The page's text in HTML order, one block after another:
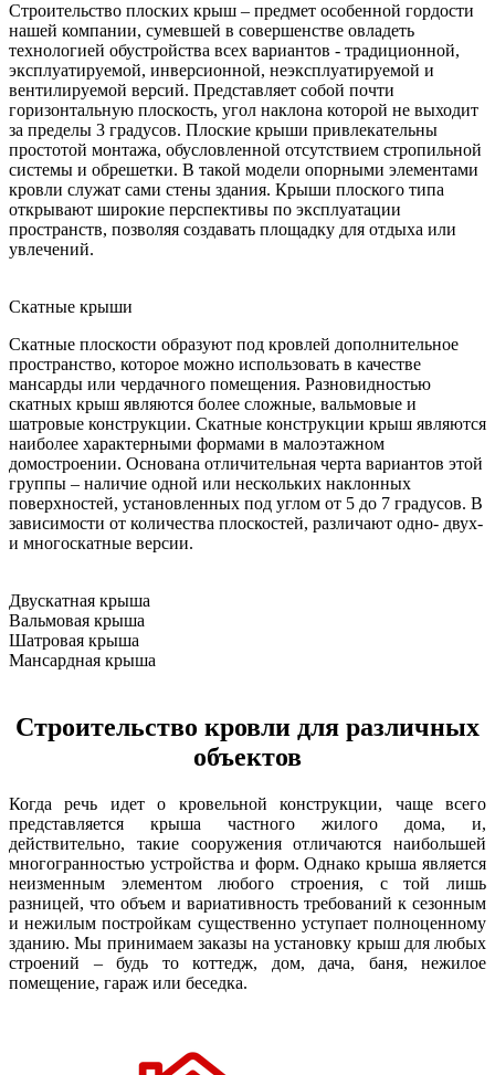
Строительство плоских крыш – предмет особенной гордости
нашей компании, сумевшей в совершенстве овладеть
технологией обустройства всех вариантов - традиционной,
эксплуатируемой, инверсионной, неэксплуатируемой и
вентилируемой версий. Представляет собой почти
горизонтальную плоскость, угол наклона которой не выходит
за пределы 3 градусов. Плоские крыши привлекательны
простотой монтажа, обусловленной отсутствием стропильной
системы и обрешетки. В такой модели опорными элементами
кровли служат сами стены здания. Крыши плоского типа
открывают широкие перспективы по эксплуатации
пространств, позволяя создавать площадку для отдыха или
увлечений.
Скатные крыши
Скатные плоскости образуют под кровлей дополнительное
пространство, которое можно использовать в качестве
мансарды или чердачного помещения. Разновидностью
скатных крыш являются более сложные, вальмовые и
шатровые конструкции. Скатные конструкции крыш являются
наиболее характерными формами в малоэтажном
домостроении. Основана отличительная черта вариантов этой
группы – наличие одной или нескольких наклонных
поверхностей, установленных под углом от 5 до 7 градусов. В
зависимости от количества плоскостей, различают одно- двух-
и многоскатные версии.
Двускатная крыша
Вальмовая крыша
Шатровая крыша
Мансардная крыша
Строительство кровли для различных
объектов
Когда речь идет о кровельной конструкции, чаще всего
представляется крыша частного жилого дома, и,
действительно, такие сооружения отличаются наибольшей
многогранностью устройства и форм. Однако крыша является
неизменным элементом любого строения, с той лишь
разницей, что объем и вариативность требований к сезонным
и нежилым постройкам существенно уступает полноценному
зданию. Мы принимаем заказы на установку крыш для любых
строений – будь то коттедж, дом, дача, баня, нежилое
помещение, гараж или беседка.